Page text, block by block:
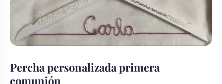
personalizadas
de boda
Árboles de Huellas para Primera
Comunión
Batas de comunión personalizadas
para niña
Percha personalizada primera
comunión